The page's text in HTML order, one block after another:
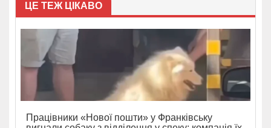
ЦЕ ТЕЖ ЦІКАВО
Працівники «Нової пошти» у Франківську